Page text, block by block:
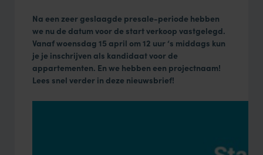
Na een zeer geslaagde presale-periode hebben
we nu de datum voor de start verkoop vastgelegd.
Vanaf woensdag 15 april om 12 uur ‘s middags kun
je je inschrijven als kandidaat voor de
appartementen. En we hebben een projectnaam!
Lees snel verder in deze nieuwsbrief!